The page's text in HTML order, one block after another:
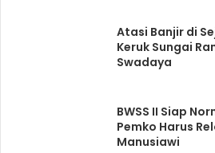
Atasi Banjir di
Keruk Sungai
Swadaya
BWSS II Siap
Pemko Harus
Manusiawi